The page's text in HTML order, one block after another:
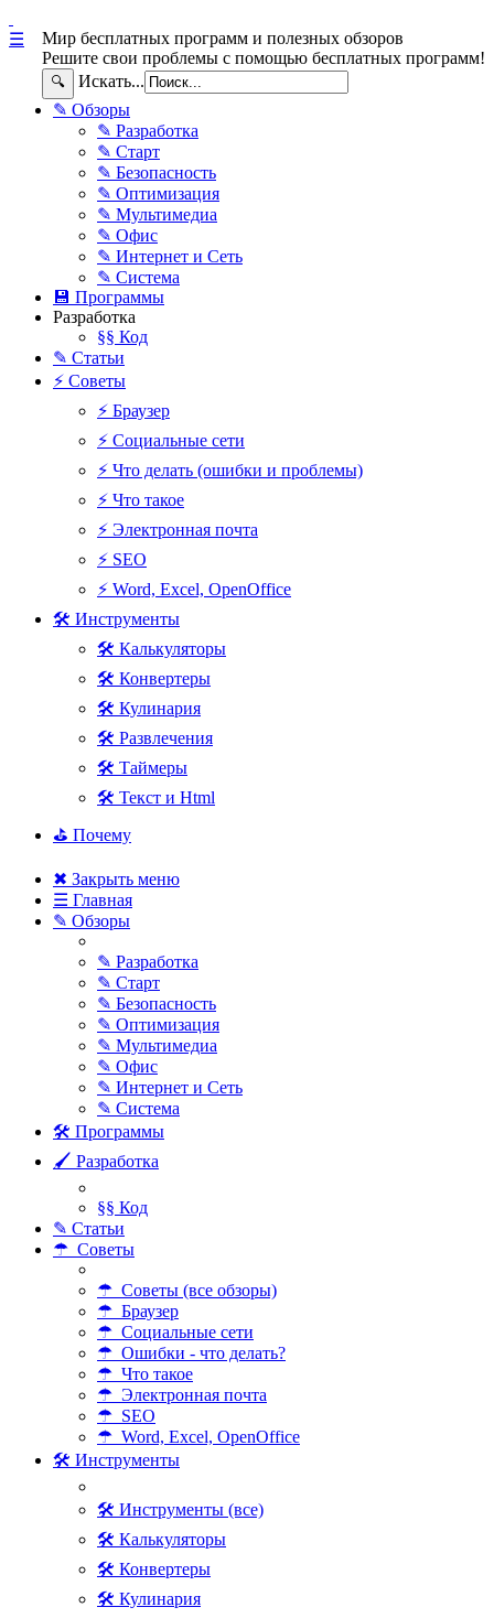
Мир бесплатных программ и полезных обзоров
Решите свои проблемы с помощью бесплатных программ!
🔍 Искать...
☰
✎ Обзоры
✎ Разработка
✎ Старт
✎ Безопасность
✎ Оптимизация
✎ Мультимедиа
✎ Офис
✎ Интернет и Сеть
✎ Система
💾 Программы
Разработка
§§ Код
✎ Статьи
⚡ Советы
⚡ Браузер
⚡ Социальные сети
⚡ Что делать (ошибки и проблемы)
⚡ Что такое
⚡ Электронная почта
⚡ SEO
⚡ Word, Excel, OpenOffice
🛠 Инструменты
🛠 Калькуляторы
🛠 Конвертеры
🛠 Кулинария
🛠 Развлечения
🛠 Таймеры
🛠 Текст и Html
⛳ Почему
✖ Закрыть меню
☰ Главная
✎ Обзоры
✎ Разработка
✎ Старт
✎ Безопасность
✎ Оптимизация
✎ Мультимедиа
✎ Офис
✎ Интернет и Сеть
✎ Система
🛠 Программы
🖌 Разработка
§§ Код
✎ Статьи
☂ Советы
☂ Советы (все обзоры)
☂ Браузер
☂ Социальные сети
☂ Ошибки - что делать?
☂ Что такое
☂ Электронная почта
☂ SEO
☂ Word, Excel, OpenOffice
🛠 Инструменты
🛠 Инструменты (все)
🛠 Калькуляторы
🛠 Конвертеры
🛠 Кулинария